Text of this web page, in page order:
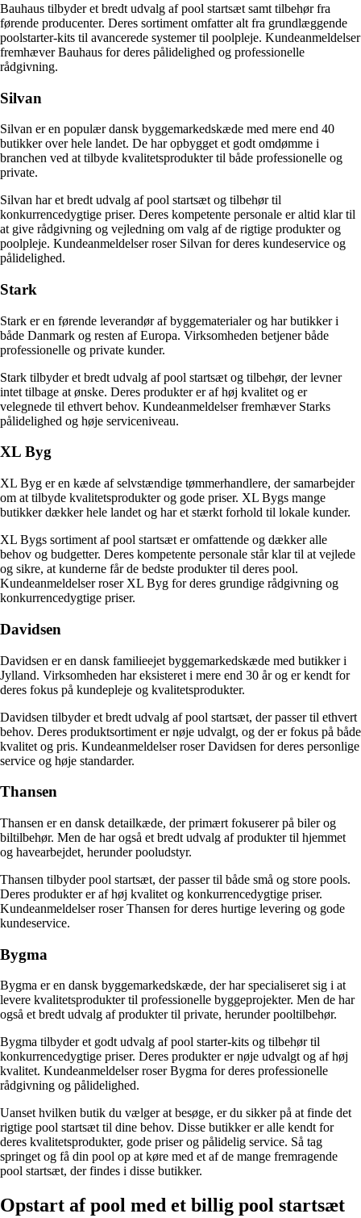
Bauhaus tilbyder et bredt udvalg af pool startsæt samt tilbehør fra
førende producenter. Deres sortiment omfatter alt fra grundlæggende
poolstarter-kits til avancerede systemer til poolpleje. Kundeanmeldelser
fremhæver Bauhaus for deres pålidelighed og professionelle
rådgivning.
Silvan
Silvan er en populær dansk byggemarkedskæde med mere end 40
butikker over hele landet. De har opbygget et godt omdømme i
branchen ved at tilbyde kvalitetsprodukter til både professionelle og
private.
Silvan har et bredt udvalg af pool startsæt og tilbehør til
konkurrencedygtige priser. Deres kompetente personale er altid klar til
at give rådgivning og vejledning om valg af de rigtige produkter og
poolpleje. Kundeanmeldelser roser Silvan for deres kundeservice og
pålidelighed.
Stark
Stark er en førende leverandør af byggematerialer og har butikker i
både Danmark og resten af Europa. Virksomheden betjener både
professionelle og private kunder.
Stark tilbyder et bredt udvalg af pool startsæt og tilbehør, der levner
intet tilbage at ønske. Deres produkter er af høj kvalitet og er
velegnede til ethvert behov. Kundeanmeldelser fremhæver Starks
pålidelighed og høje serviceniveau.
XL Byg
XL Byg er en kæde af selvstændige tømmerhandlere, der samarbejder
om at tilbyde kvalitetsprodukter og gode priser. XL Bygs mange
butikker dækker hele landet og har et stærkt forhold til lokale kunder.
XL Bygs sortiment af pool startsæt er omfattende og dækker alle
behov og budgetter. Deres kompetente personale står klar til at vejlede
og sikre, at kunderne får de bedste produkter til deres pool.
Kundeanmeldelser roser XL Byg for deres grundige rådgivning og
konkurrencedygtige priser.
Davidsen
Davidsen er en dansk familieejet byggemarkedskæde med butikker i
Jylland. Virksomheden har eksisteret i mere end 30 år og er kendt for
deres fokus på kundepleje og kvalitetsprodukter.
Davidsen tilbyder et bredt udvalg af pool startsæt, der passer til ethvert
behov. Deres produktsortiment er nøje udvalgt, og der er fokus på både
kvalitet og pris. Kundeanmeldelser roser Davidsen for deres personlige
service og høje standarder.
Thansen
Thansen er en dansk detailkæde, der primært fokuserer på biler og
biltilbehør. Men de har også et bredt udvalg af produkter til hjemmet
og havearbejdet, herunder pooludstyr.
Thansen tilbyder pool startsæt, der passer til både små og store pools.
Deres produkter er af høj kvalitet og konkurrencedygtige priser.
Kundeanmeldelser roser Thansen for deres hurtige levering og gode
kundeservice.
Bygma
Bygma er en dansk byggemarkedskæde, der har specialiseret sig i at
levere kvalitetsprodukter til professionelle byggeprojekter. Men de har
også et bredt udvalg af produkter til private, herunder pooltilbehør.
Bygma tilbyder et godt udvalg af pool starter-kits og tilbehør til
konkurrencedygtige priser. Deres produkter er nøje udvalgt og af høj
kvalitet. Kundeanmeldelser roser Bygma for deres professionelle
rådgivning og pålidelighed.
Uanset hvilken butik du vælger at besøge, er du sikker på at finde det
rigtige pool startsæt til dine behov. Disse butikker er alle kendt for
deres kvalitetsprodukter, gode priser og pålidelig service. Så tag
springet og få din pool op at køre med et af de mange fremragende
pool startsæt, der findes i disse butikker.
Opstart af pool med et billig pool startsæt